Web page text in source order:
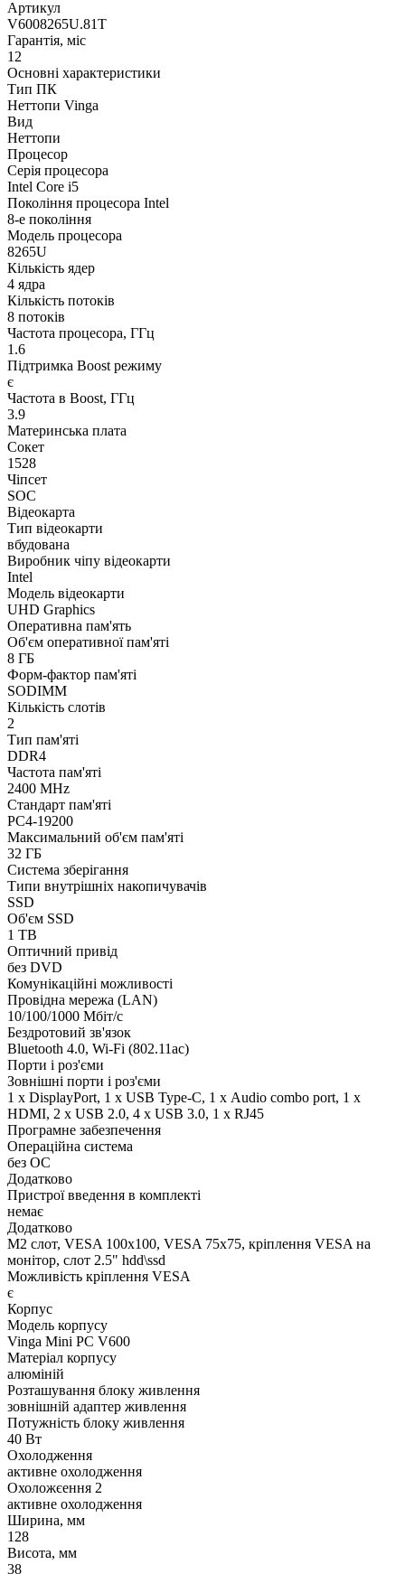
Артикул
V6008265U.81T
Гарантія, міс
12
Основні характеристики
Тип ПК
Неттопи Vinga
Вид
Неттопи
Процесор
Серія процесора
Intel Core i5
Покоління процесора Intel
8-е покоління
Модель процесора
8265U
Кількість ядер
4 ядра
Кількість потоків
8 потоків
Частота процесора, ГГц
1.6
Підтримка Boost режиму
є
Частота в Boost, ГГц
3.9
Материнська плата
Сокет
1528
Чіпсет
SOC
Відеокарта
Тип відеокарти
вбудована
Виробник чіпу відеокарти
Intel
Модель відеокарти
UHD Graphics
Оперативна пам'ять
Об'єм оперативної пам'яті
8 ГБ
Форм-фактор пам'яті
SODIMM
Кількість слотів
2
Тип пам'яті
DDR4
Частота пам'яті
2400 MHz
Стандарт пам'яті
PC4-19200
Максимальний об'єм пам'яті
32 ГБ
Система зберігання
Типи внутрішніх накопичувачів
SSD
Об'єм SSD
1 TB
Оптичний привід
без DVD
Комунікаційні можливості
Провідна мережа (LAN)
10/100/1000 Мбіт/с
Бездротовий зв'язок
Bluetooth 4.0, Wi-Fi (802.11ac)
Порти і роз'єми
Зовнішні порти і роз'єми
1 x DisplayPort, 1 x USB Type-C, 1 х Audio combo port, 1 х
HDMI, 2 x USB 2.0, 4 x USB 3.0, 1 x RJ45
Програмне забезпечення
Операційна система
без ОС
Додатково
Пристрої введення в комплекті
немає
Додатково
M2 слот, VESA 100x100, VESA 75x75, кріплення VESA на
монітор, слот 2.5" hdd\ssd
Можливість кріплення VESA
є
Корпус
Модель корпусу
Vinga Mini PC V600
Матеріал корпусу
алюміній
Розташування блоку живлення
зовнішній адаптер живлення
Потужність блоку живлення
40 Вт
Охолодження
активне охолодження
Охоложєення 2
активне охолодження
Ширина, мм
128
Висота, мм
38